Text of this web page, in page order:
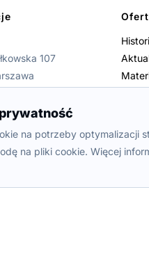
107
na potrzeby optymalizacji
na pliki cookie. Więcej